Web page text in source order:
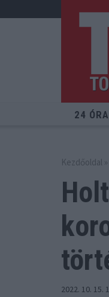
24 ÓRA
Kezdőoldal »
2022. 10. 15.